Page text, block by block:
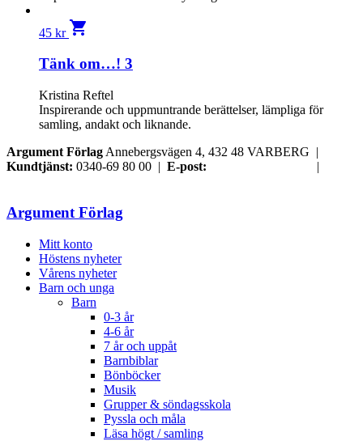
45 kr shopping_cart
Tänk om…! 3
Kristina Reftel
Inspirerande och uppmuntrande berättelser, lämpliga för
samling, andakt och liknande.
Argument Förlag Annebergsvägen 4, 432 48 VARBERG |
Kundtjänst: 0340-69 80 00 | E-post:
|
Argument Förlag
Mitt konto
Höstens nyheter
Vårens nyheter
Barn och unga
Barn
0-3 år
4-6 år
7 år och uppåt
Barnbiblar
Bönböcker
Musik
Grupper & söndagsskola
Pyssla och måla
Läsa högt / samling